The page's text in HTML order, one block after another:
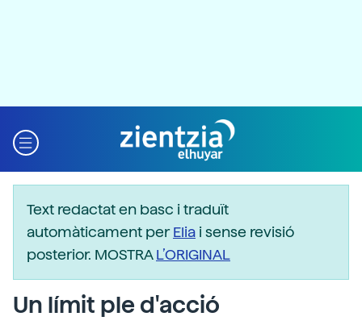
Text redactat en basc i traduït
automàticament perElia i sense revisió
posterior. MOSTRAL’ORIGINAL
Un límit ple d'acció